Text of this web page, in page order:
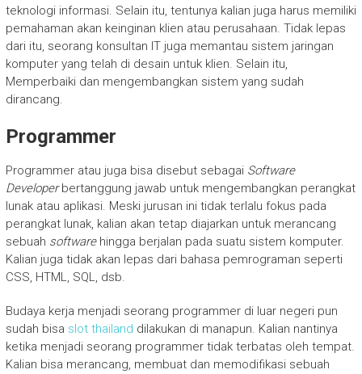
teknologi informasi. Selain itu, tentunya kalian juga harus memiliki
pemahaman akan keinginan klien atau perusahaan. Tidak lepas
dari itu, seorang konsultan IT juga memantau sistem jaringan
komputer yang telah di desain untuk klien. Selain itu,
Memperbaiki dan mengembangkan sistem yang sudah
dirancang.
Programmer
Programmer atau juga bisa disebut sebagai Software
Developerbertanggung jawab untuk mengembangkan perangkat
lunak atau aplikasi. Meski jurusan ini tidak terlalu fokus pada
perangkat lunak, kalian akan tetap diajarkan untuk merancang
sebuah softwarehingga berjalan pada suatu sistem komputer.
Kalian juga tidak akan lepas dari bahasa pemrograman seperti
CSS, HTML, SQL, dsb.
Budaya kerja menjadi seorang programmer di luar negeri pun
sudah bisa slot thailand dilakukan di manapun. Kalian nantinya
ketika menjadi seorang programmer tidak terbatas oleh tempat.
Kalian bisa merancang, membuat dan memodifikasi sebuah